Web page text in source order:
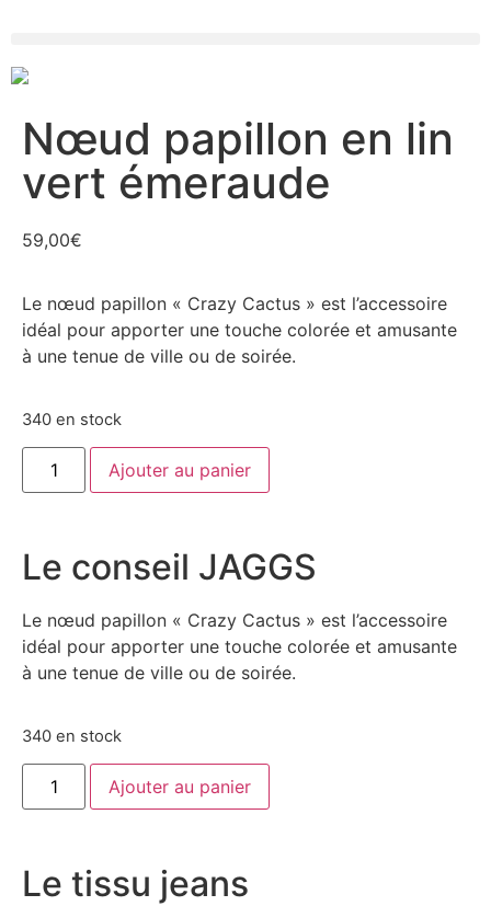
Nœud papillon en lin
vert émeraude
59,00€
Le nœud papillon « Crazy Cactus » est l’accessoire
idéal pour apporter une touche colorée et amusante
à une tenue de ville ou de soirée.
340 en stock
Ajouter au panier
Le conseil JAGGS
Le nœud papillon « Crazy Cactus » est l’accessoire
idéal pour apporter une touche colorée et amusante
à une tenue de ville ou de soirée.
340 en stock
Ajouter au panier
Le tissu jeans